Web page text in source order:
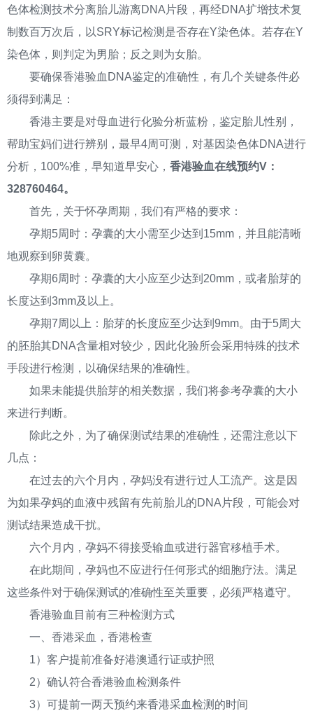
色体检测技术分离胎儿游离DNA片段，再经DNA扩增技术复
制数百万次后，以SRY标记检测是否存在Y染色体。若存在Y
染色体，则判定为男胎；反之则为女胎。
要确保香港验血DNA鉴定的准确性，有几个关键条件必
须得到满足：
香港主要是对母血进行化验分析蓝粉，鉴定胎儿性别，
帮助宝妈们进行辨别，最早4周可测，对基因染色体DNA进行
分析，100%准，早知道早安心， 香港验血在线预约V：
328760464。
首先，关于怀孕周期，我们有严格的要求：
孕期5周时：孕囊的大小需至少达到15mm，并且能清晰
地观察到卵黄囊。
孕期6周时：孕囊的大小应至少达到20mm，或者胎芽的
长度达到3mm及以上。
孕期7周以上：胎芽的长度应至少达到9mm。由于5周大
的胚胎其DNA含量相对较少，因此化验所会采用特殊的技术
手段进行检测，以确保结果的准确性。
如果未能提供胎芽的相关数据，我们将参考孕囊的大小
来进行判断。
除此之外，为了确保测试结果的准确性，还需注意以下
几点：
在过去的六个月内，孕妈没有进行过人工流产。这是因
为如果孕妈的血液中残留有先前胎儿的DNA片段，可能会对
测试结果造成干扰。
六个月内，孕妈不得接受输血或进行器官移植手术。
在此期间，孕妈也不应进行任何形式的细胞疗法。满足
这些条件对于确保测试的准确性至关重要，必须严格遵守。
香港验血目前有三种检测方式
一、香港采血，香港检查
1）客户提前准备好港澳通行证或护照
2）确认符合香港验血检测条件
3）可提前一两天预约来香港采血检测的时间